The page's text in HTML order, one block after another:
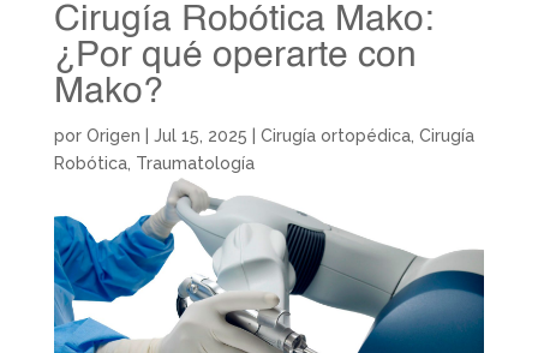
Cirugía Robótica Mako:
¿Por qué operarte con
Mako?
por Origen | Jul 15, 2025 | Cirugía ortopédica, Cirugía
Robótica, Traumatología